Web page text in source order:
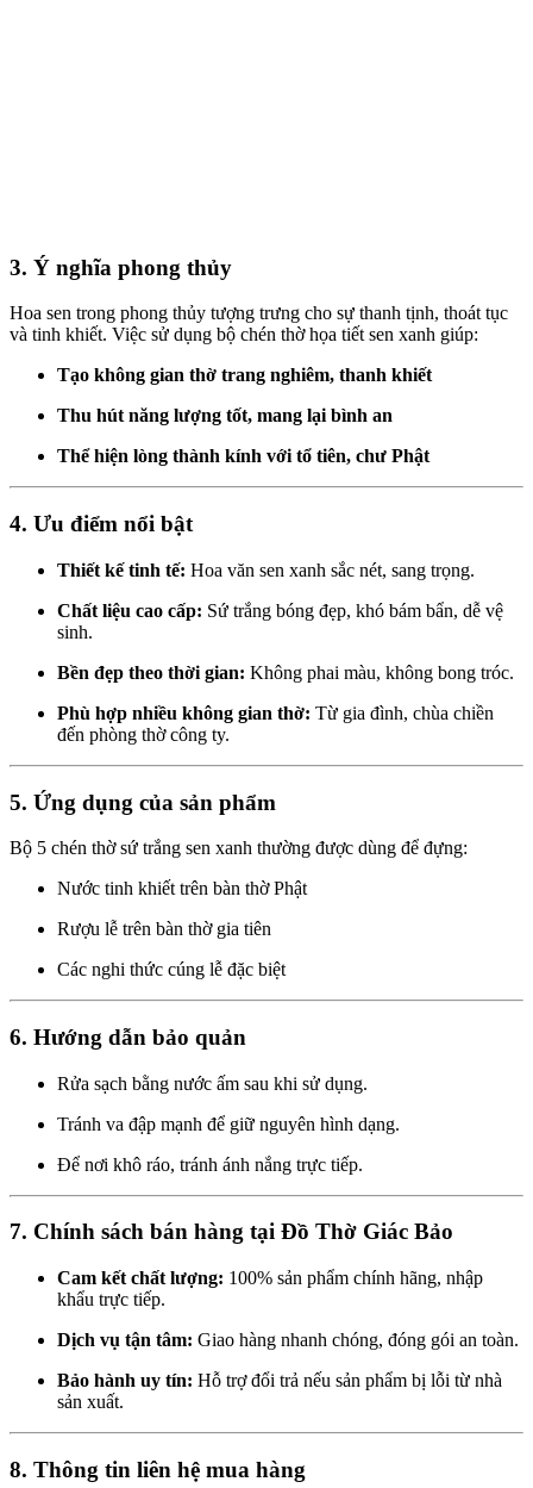
3. Ý nghĩa phong thủy
Hoa sen trong phong thủy tượng trưng cho sự thanh tịnh, thoát tục
và tinh khiết. Việc sử dụng bộ chén thờ họa tiết sen xanh giúp:
Tạo không gian thờ trang nghiêm, thanh khiết
Thu hút năng lượng tốt, mang lại bình an
Thể hiện lòng thành kính với tổ tiên, chư Phật
4. Ưu điểm nổi bật
Thiết kế tinh tế: Hoa văn sen xanh sắc nét, sang trọng.
Chất liệu cao cấp: Sứ trắng bóng đẹp, khó bám bẩn, dễ vệ
sinh.
Bền đẹp theo thời gian: Không phai màu, không bong tróc.
Phù hợp nhiều không gian thờ: Từ gia đình, chùa chiền
đến phòng thờ công ty.
5. Ứng dụng của sản phẩm
Bộ 5 chén thờ sứ trắng sen xanh thường được dùng để đựng:
Nước tinh khiết trên bàn thờ Phật
Rượu lễ trên bàn thờ gia tiên
Các nghi thức cúng lễ đặc biệt
6. Hướng dẫn bảo quản
Rửa sạch bằng nước ấm sau khi sử dụng.
Tránh va đập mạnh để giữ nguyên hình dạng.
Để nơi khô ráo, tránh ánh nắng trực tiếp.
7. Chính sách bán hàng tại Đồ Thờ Giác Bảo
Cam kết chất lượng: 100% sản phẩm chính hãng, nhập
khẩu trực tiếp.
Dịch vụ tận tâm: Giao hàng nhanh chóng, đóng gói an toàn.
Bảo hành uy tín: Hỗ trợ đổi trả nếu sản phẩm bị lỗi từ nhà
sản xuất.
8. Thông tin liên hệ mua hàng